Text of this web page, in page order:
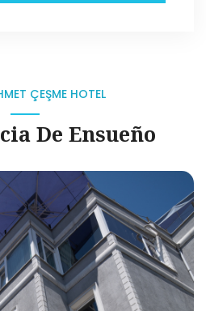
ÇEŞME HOTEL
De Ensueño